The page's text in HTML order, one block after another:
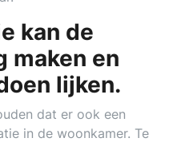
kan de
maken en
lijken.
dat er ook een
in de woonkamer. Te